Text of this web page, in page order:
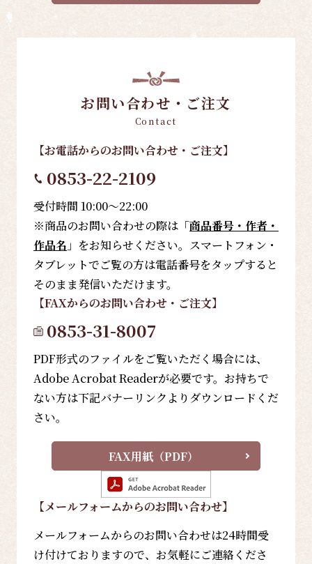
お問い合わせ・ご注文
Contact
【お電話からのお問い合わせ・ご注文】
0853-22-2109
受付時間 10:00～22:00
※商品のお問い合わせの際は「商品番号・作者・
作品名 」をお知らせください。スマートフォン・
タブレットでご覧の方は電話番号をタップすると
そのまま発信いただけます。
【FAXからのお問い合わせ・ご注文】
0853-31-8007
PDF形式のファイルをご覧いただく場合には、
Adobe Acrobat Readerが必要です。お持ちで
ない方は下記バナーリンクよりダウンロードくだ
さい。
FAX用紙（PDF）
【メールフォームからのお問い合わせ】
メールフォームからのお問い合わせは24時間受
け付けておりますので、お気軽にご連絡くださ